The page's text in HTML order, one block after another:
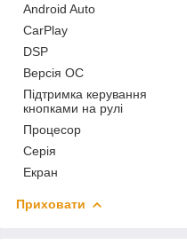
Android Auto
CarPlay
DSP
Версія ОС
Підтримка керування
кнопками на рулі
Процесор
Серія
Екран
Приховати